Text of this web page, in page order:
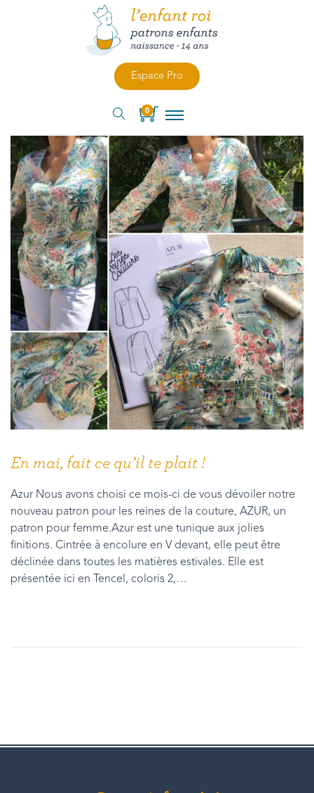
Espace Pro
0
En mai, fait ce qu’il te plait !
Azur Nous avons choisi ce mois-ci de vous dévoiler notre
nouveau patron pour les reines de la couture, AZUR, un
patron pour femme.Azur est une tunique aux jolies
finitions. Cintrée à encolure en V devant, elle peut être
déclinée dans toutes les matières estivales. Elle est
présentée ici en Tencel, coloris 2,…